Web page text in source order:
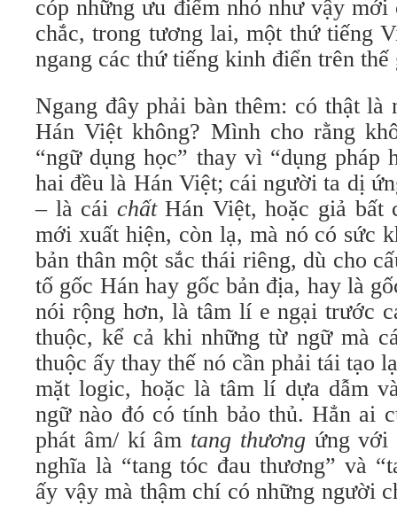
cóp những ưu điểm nhỏ như vậy mới
chắc, trong tương lai, một thứ tiếng
ngang các thứ tiếng kinh điển trên
Ngang đây phải bàn thêm: có thật
Hán Việt không? Mình cho rằng
“ngữ dụng học” thay vì “dụng pháp
hai đều là Hán Việt; cái người ta dị
– là cái chấtHán Việt, hoặc giả bất
mới xuất hiện, còn lạ, mà nó có sức
bản thân một sắc thái riêng, dù cho
tố gốc Hán hay gốc bản địa, hay là
nói rộng hơn, là tâm lí e ngại trước
thuộc, kể cả khi những từ ngữ mà
thuộc ấy thay thế nó cần phải tái tạo
mặt logic, hoặc là tâm lí dựa dẫm
ngữ nào đó có tính bảo thủ. Hẳn ai
phát âm/ kí âm tang thương ứng với
nghĩa là “tang tóc đau thương” và
ấy vậy mà thậm chí có những người